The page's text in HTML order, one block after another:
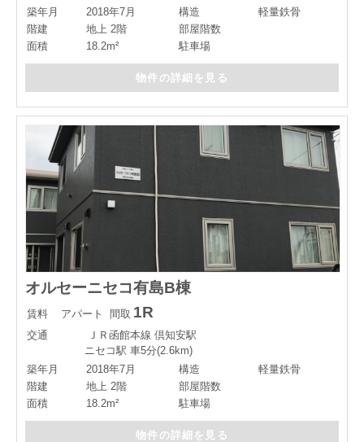
築年月
2018年7月 構造
軽量鉄骨
階建
地上 2階
部屋階数
面積
18.2m² 駐車場
物件の詳細を見る
オルセーニセコ有島B棟
賃料 アパート 間取 1R
交通
ＪＲ函館本線 倶知安駅
ニセコ駅 車5分(2.6km)
築年月
2018年7月 構造
軽量鉄骨
階建
地上 2階
部屋階数
面積
18.2m² 駐車場
物件の詳細を見る